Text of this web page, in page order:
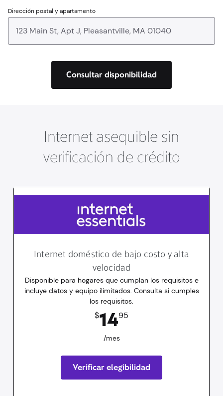
Dirección postal y apartamento
Consultar disponibilidad
Internet asequible sin
verificación de crédito
Internet doméstico de bajo costo y alta
velocidad
Disponible para hogares que cumplan los requisitos e
incluye datos y equipo ilimitados. Consulta si cumples
los requisitos.
$1495
/mes
Verificar elegibilidad